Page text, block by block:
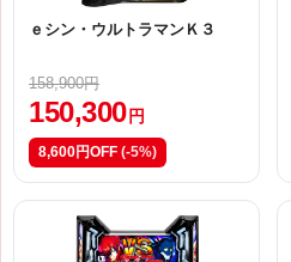
ｅシン・ウルトラマンＫ３
158,900円
150,300 円
8,600円OFF (-5%)